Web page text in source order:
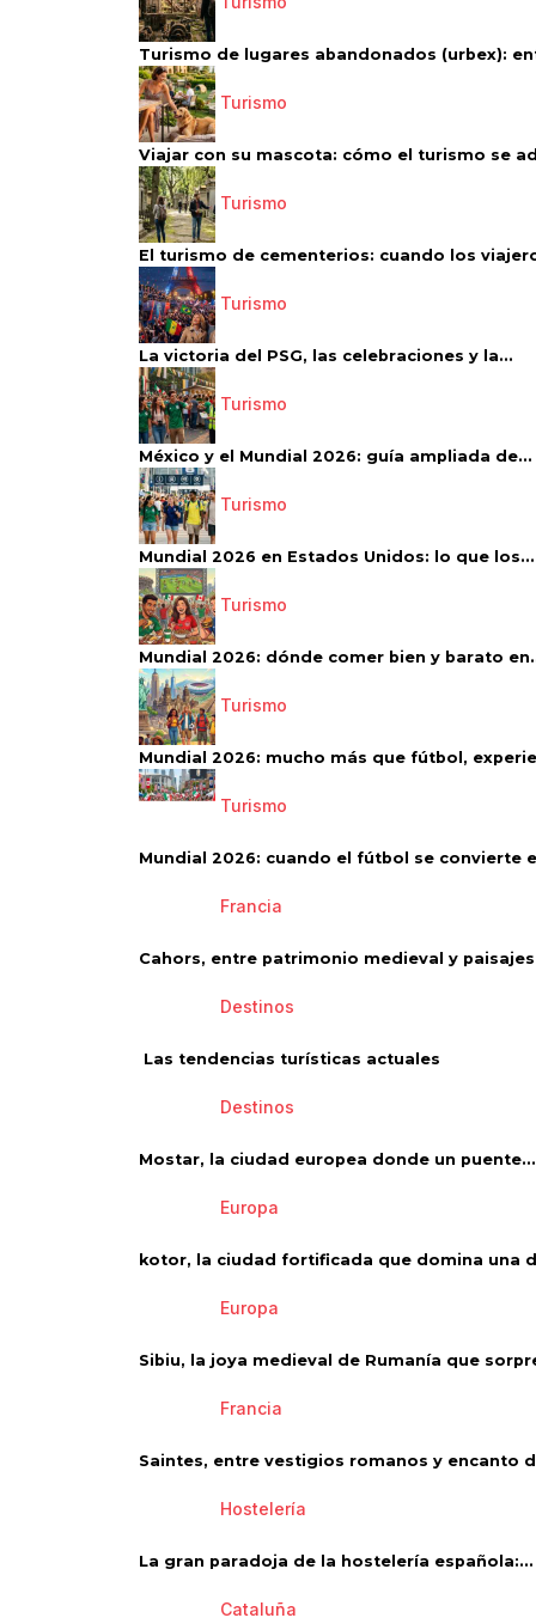
Turismo de lugares abandonados (urbex):
Turismo
Viajar con su mascota: cómo el turismo se
Turismo
El turismo de cementerios: cuando los
Turismo
La victoria del PSG, las celebraciones y la...
Turismo
México y el Mundial 2026: guía ampliada de...
Turismo
Mundial 2026 en Estados Unidos: lo que los...
Turismo
Mundial 2026: dónde comer bien y barato
Turismo
Mundial 2026: mucho más que fútbol,
Turismo
Mundial 2026: cuando el fútbol se convierte
Francia
Cahors, entre patrimonio medieval y paisajes
Destinos
Las tendencias turísticas actuales
Destinos
Mostar, la ciudad europea donde un puente...
Europa
kotor, la ciudad fortificada que domina una
Europa
Sibiu, la joya medieval de Rumanía que
Francia
Saintes, entre vestigios romanos y encanto
Hostelería
La gran paradoja de la hostelería española:...
Cataluña